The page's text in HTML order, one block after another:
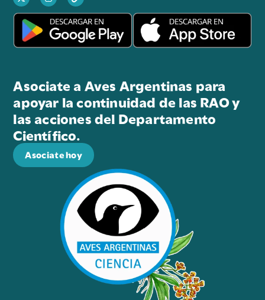
Asociate a Aves Argentinas para
apoyar la continuidad de las RAO y
las acciones del Departamento
Científico.
Asociate hoy